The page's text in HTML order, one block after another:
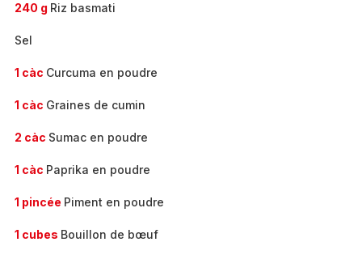
240 g Riz basmati
Sel
1 càc Curcuma en poudre
1 càc Graines de cumin
2 càc Sumac en poudre
1 càc Paprika en poudre
1 pincée Piment en poudre
1 cubes Bouillon de bœuf